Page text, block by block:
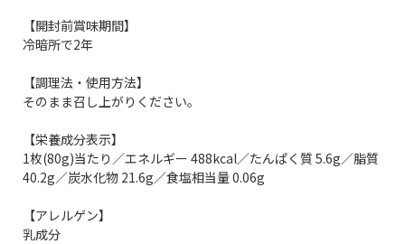
【開封前賞味期間】
冷暗所で2年
【調理法・使用方法】
そのまま召し上がりください。
【栄養成分表示】
1枚(80g)当たり／エネルギー 488kcal／たんぱく質 5.6g／脂質
40.2g／炭水化物 21.6g／食塩相当量 0.06g
【アレルゲン】
乳成分